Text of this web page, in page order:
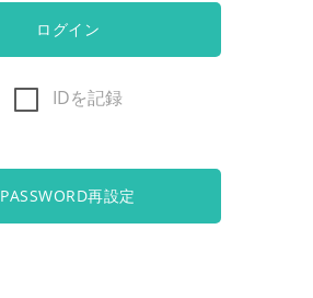
ログイン
IDを記録
PASSWORD再設定